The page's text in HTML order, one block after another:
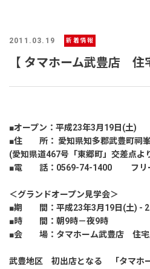
リフォーム
不動産事業
建築実例
生活サービス・その他
企業・IR情報
2011.03.19 新着情報
【 タマホーム武豊店 住
■オープン：平成23年3月19日(土)
■住 所： 愛知県知多郡武豊町祠
(愛知県道467号「東郷町」交差点よ
■電 話：0569-74-1400 フリー
＜グランドオープン見学会＞
■期 間：平成23年3月19日(土) - 21
■時 間：朝9時－夜9時
■会 場：タマホーム武豊店 住宅
武豊地区 初出店となる 「タマホ